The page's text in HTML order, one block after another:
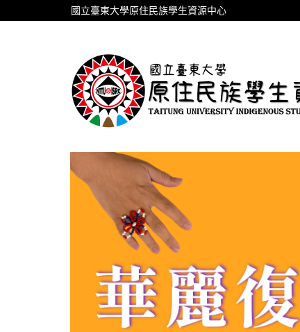
到
國立臺東大學原住民族學生資源中心